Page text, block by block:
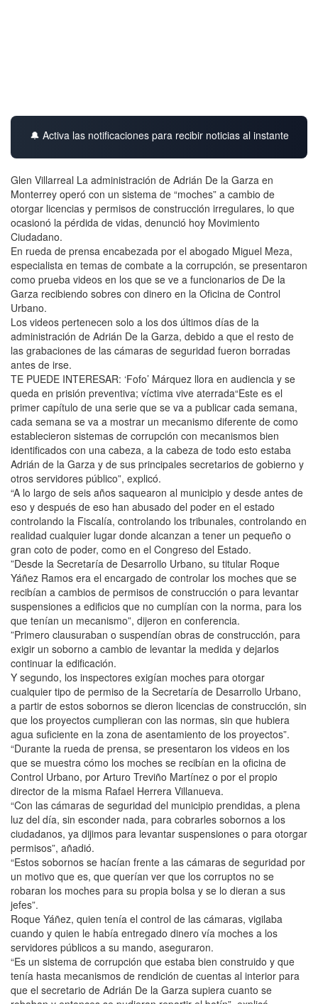
🔔 Activa las notificaciones para recibir noticias al instante
Glen Villarreal La administración de Adrián De la Garza en
Monterrey operó con un sistema de “moches” a cambio de
otorgar licencias y permisos de construcción irregulares, lo que
ocasionó la pérdida de vidas, denunció hoy Movimiento
Ciudadano.
En rueda de prensa encabezada por el abogado Miguel Meza,
especialista en temas de combate a la corrupción, se presentaron
como prueba videos en los que se ve a funcionarios de De la
Garza recibiendo sobres con dinero en la Oficina de Control
Urbano.
Los videos pertenecen solo a los dos últimos días de la
administración de Adrián De la Garza, debido a que el resto de
las grabaciones de las cámaras de seguridad fueron borradas
antes de irse.
TE PUEDE INTERESAR: ‘Fofo’ Márquez llora en audiencia y se
queda en prisión preventiva; víctima vive aterrada“Este es el
primer capítulo de una serie que se va a publicar cada semana,
cada semana se va a mostrar un mecanismo diferente de como
establecieron sistemas de corrupción con mecanismos bien
identificados con una cabeza, a la cabeza de todo esto estaba
Adrián de la Garza y de sus principales secretarios de gobierno y
otros servidores público”, explicó.
“A lo largo de seis años saquearon al municipio y desde antes de
eso y después de eso han abusado del poder en el estado
controlando la Fiscalía, controlando los tribunales, controlando en
realidad cualquier lugar donde alcanzan a tener un pequeño o
gran coto de poder, como en el Congreso del Estado.
”Desde la Secretaría de Desarrollo Urbano, su titular Roque
Yáñez Ramos era el encargado de controlar los moches que se
recibían a cambios de permisos de construcción o para levantar
suspensiones a edificios que no cumplían con la norma, para los
que tenían un mecanismo”, dijeron en conferencia.
”Primero clausuraban o suspendían obras de construcción, para
exigir un soborno a cambio de levantar la medida y dejarlos
continuar la edificación.
Y segundo, los inspectores exigían moches para otorgar
cualquier tipo de permiso de la Secretaría de Desarrollo Urbano,
a partir de estos sobornos se dieron licencias de construcción, sin
que los proyectos cumplieran con las normas, sin que hubiera
agua suficiente en la zona de asentamiento de los proyectos”.
“Durante la rueda de prensa, se presentaron los videos en los
que se muestra cómo los moches se recibían en la oficina de
Control Urbano, por Arturo Treviño Martínez o por el propio
director de la misma Rafael Herrera Villanueva.
“Con las cámaras de seguridad del municipio prendidas, a plena
luz del día, sin esconder nada, para cobrarles sobornos a los
ciudadanos, ya dijimos para levantar suspensiones o para otorgar
permisos”, añadió.
“Estos sobornos se hacían frente a las cámaras de seguridad por
un motivo que es, que querían ver que los corruptos no se
robaran los moches para su propia bolsa y se lo dieran a sus
jefes”.
Roque Yáñez, quien tenía el control de las cámaras, vigilaba
cuando y quien le había entregado dinero vía moches a los
servidores públicos a su mando, aseguraron.
“Es un sistema de corrupción que estaba bien construido y que
tenía hasta mecanismos de rendición de cuentas al interior para
que el secretario de Adrián De la Garza supiera cuanto se